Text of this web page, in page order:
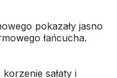
pokazały jasno
łańcucha.
sałaty i